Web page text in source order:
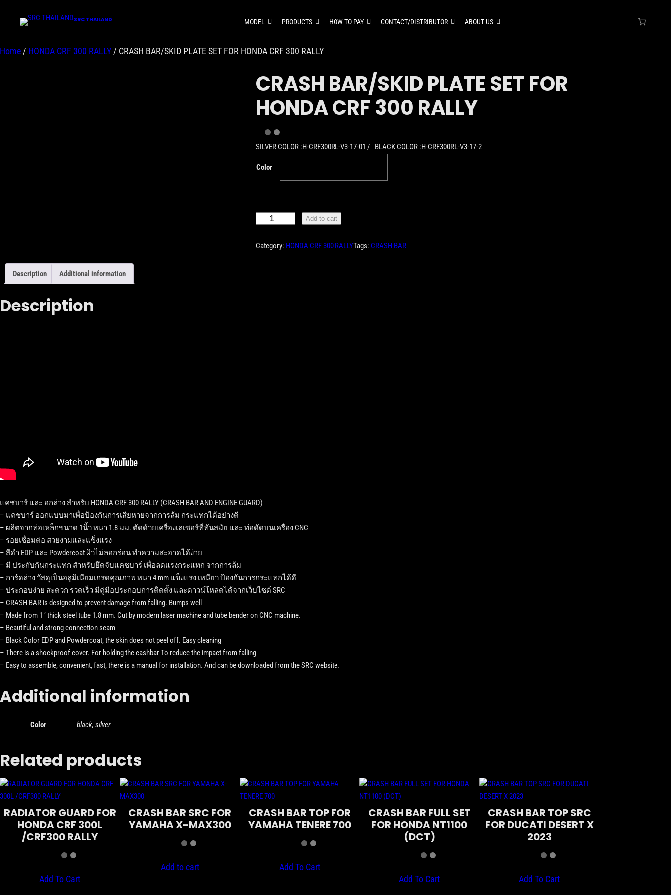
SRC THAILAND MODEL PRODUCTS HOW TO PAY CONTACT/DISTRIBUTOR ABOUT US
Home / HONDA CRF 300 RALLY / CRASH BAR/SKID PLATE SET FOR HONDA CRF 300 RALLY
CRASH BAR/SKID PLATE SET FOR
HONDA CRF 300 RALLY
SILVER COLOR :H-CRF300RL-V3-17-01 / BLACK COLOR :H-CRF300RL-V3-17-2
Color
Add to cart
Category: HONDA CRF 300 RALLYTags: CRASH BAR
Description Additional information
Description
แคชบาร์ และ อกล่าง สำหรับ HONDA CRF 300 RALLY (CRASH BAR AND ENGINE GUARD)
– แคชบาร์ ออกแบบมาเพื่อป้องกันการเสียหายจากการล้ม กระแทกได้อย่างดี
– ผลิตจากท่อเหล็กขนาด 1นิ้ว หนา 1.8 มม. ตัดด้วยเครื่องเลเซอร์ที่ทันสมัย และ ท่อดัดบนเครื่อง CNC
– รอยเชื่อมต่อ สวยงามและแข็งแรง
– สีดำ EDP และ Powdercoat ผิวไม่ลอกร่อน ทำความสะอาดได้ง่าย
– มี ประกับกันกระแทก สำหรับยึดจับแคชบาร์ เพื่อลดแรงกระแทก จากการล้ม
– การ์ดล่าง วัสดุเป็นอลูมิเนียมเกรดคุณภาพ หนา 4 mm แข็งแรง เหนียว ป้องกันการกระแทกได้ดี
– ประกอบง่าย สะดวก รวดเร็ว มีคู่มือประกอบการติดตั้ง และดาวน์โหลดได้จากเว็บไซด์ SRC
– CRASH BAR is designed to prevent damage from falling. Bumps well
– Made from 1 ‘ thick steel tube 1.8 mm. Cut by modern laser machine and tube bender on CNC machine.
– Beautiful and strong connection seam
– Black Color EDP and Powdercoat, the skin does not peel off. Easy cleaning
– There is a shockproof cover. For holding the cashbar To reduce the impact from falling
– Easy to assemble, convenient, fast, there is a manual for installation. And can be downloaded from the SRC website.
Additional information
Color black, silver
Related products
RADIATOR GUARD FOR
HONDA CRF 300L
/CRF300 RALLY
Add To Cart
CRASH BAR SRC FOR
YAMAHA X-MAX300
Add to cart
CRASH BAR TOP FOR
YAMAHA TENERE 700
Add To Cart
CRASH BAR FULL SET
FOR HONDA NT1100
(DCT)
Add To Cart
CRASH BAR TOP SRC
FOR DUCATI DESERT X
2023
Add To Cart